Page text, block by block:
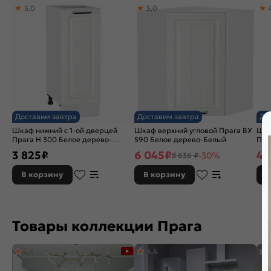
Доставим завтра
Шкаф нижний с 1-ой дверцей
Прага Н 300 Белое дерево-
5,0
3 825₽
В корзину
Доставим завтра
Шкаф верхний угловой Прага ВУ
590 Белое дерево-Белый
5,0
6 045₽8 636 ₽-30%
В корзину
4
Товары коллекции Прага
4,6 4,4